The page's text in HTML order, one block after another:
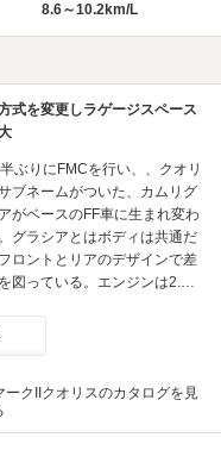
8.6～10.2km/L
式を変更しラゲージスペース
ぶりにFMCを行い、、クオリ
ブネームがついた、カムリグ
がベースのFF車に生まれ変わ
グラシアとはボディは共通だ
ロントとリアのデザインで差
図っている。エンジンは2.…
ークIIクオリスのカタログを見